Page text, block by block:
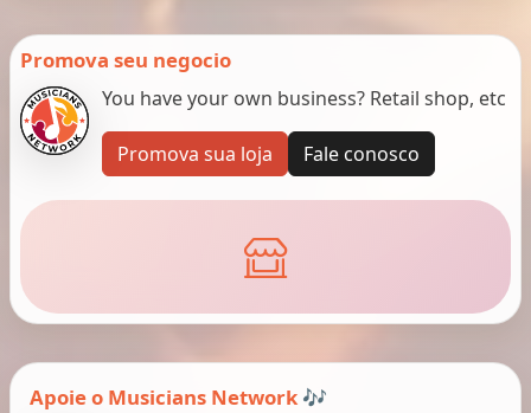
Promova seu negocio
You have your own business? Retail shop, etc
Promova sua loja Fale conosco
Apoie o Musicians Network 🎶